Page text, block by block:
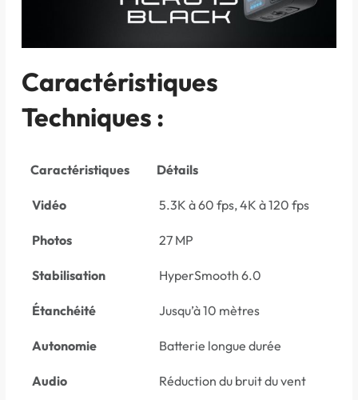
Caractéristiques
Techniques :
Caractéristiques Détails
Vidéo 5.3K à 60 fps, 4K à 120 fps
Photos 27 MP
Stabilisation HyperSmooth 6.0
Étanchéité Jusqu’à 10 mètres
Autonomie Batterie longue durée
Audio Réduction du bruit du vent